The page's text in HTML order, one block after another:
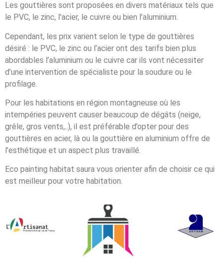
Les gouttières sont proposées en divers matériaux tels que
le PVC, le zinc, l’acier, le cuivre ou bien l’aluminium.
Cependant, les prix varient selon le type de gouttières
désiré : le PVC, le zinc ou l’acier ont des tarifs bien plus
abordables l’aluminium ou le cuivre car ils vont nécessiter
d’une intervention de spécialiste pour la soudure ou le
profilage.
Pour les habitations en région montagneuse où les
intempéries peuvent causer beaucoup de dégâts (neige,
grêle, gros vents,..), il est préférable d’opter pour des
gouttières en acier, là ou la gouttière en aluminium offre de
l’esthétique et un aspect plus travaillé.
Eco painting habitat saura vous orienter afin de choisir ce qui
est meilleur pour votre habitation.